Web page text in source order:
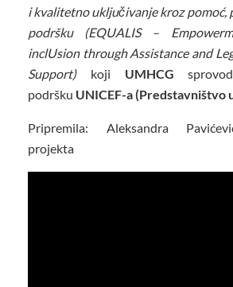
i kvalitetno uključivanje kroz pomoć,
podršku (EQUALIS –
inclUsion through Assistance and
Support)koji UMHCG
podršku UNICEF-a (Predstavništvo
Pripremila: Aleksandra
projekta